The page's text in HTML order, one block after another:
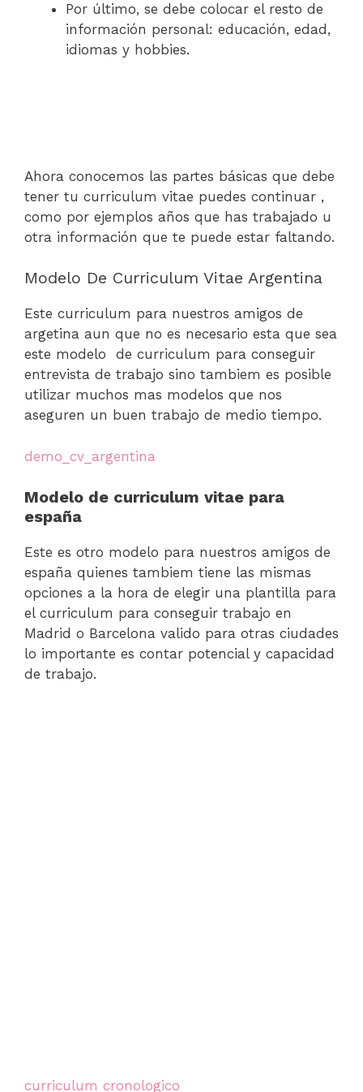
Por último, se debe colocar el resto de
información personal: educación, edad,
idiomas y hobbies.
Ahora conocemos las partes básicas que debe
tener tu curriculum vitae puedes continuar ,
como por ejemplos años que has trabajado u
otra información que te puede estar faltando.
Modelo De Curriculum Vitae Argentina
Este curriculum para nuestros amigos de
argetina aun que no es necesario esta que sea
este modelo de curriculum para conseguir
entrevista de trabajo sino tambiem es posible
utilizar muchos mas modelos que nos
aseguren un buen trabajo de medio tiempo.
demo_cv_argentina
Modelo de curriculum vitae para
españa
Este es otro modelo para nuestros amigos de
españa quienes tambiem tiene las mismas
opciones a la hora de elegir una plantilla para
el curriculum para conseguir trabajo en
Madrid o Barcelona valido para otras ciudades
lo importante es contar potencial y capacidad
de trabajo.
curriculum cronologico